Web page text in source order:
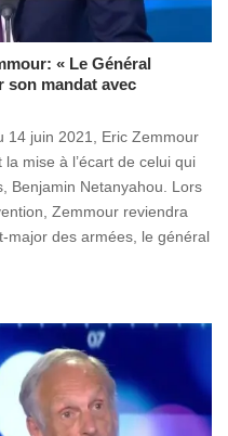
« Le Général
son mandat avec
14 juin 2021, Eric Zemmour
mise à l’écart de celui qui
Benjamin Netanyahou. Lors
Zemmour reviendra
major des armées, le général